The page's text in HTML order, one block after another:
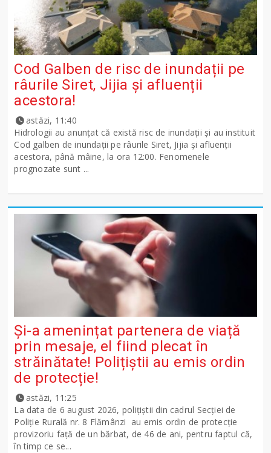
Cod Galben de risc de inundații pe
râurile Siret, Jijia și afluenții
acestora!
astăzi, 11:40
Hidrologii au anunțat că există risc de inundații și au instituit
Cod galben de inundații pe râurile Siret, Jijia și afluenții
acestora, până mâine, la ora 12:00. Fenomenele
prognozate sunt ...
Și-a amenințat partenera de viață
prin mesaje, el fiind plecat în
străinătate! Polițiștii au emis ordin
de protecție!
astăzi, 11:25
La data de 6 august 2026, polițiștii din cadrul Secției de
Poliție Rurală nr. 8 Flămânzi au emis ordin de protecție
provizoriu față de un bărbat, de 46 de ani, pentru faptul că,
în timp ce se...